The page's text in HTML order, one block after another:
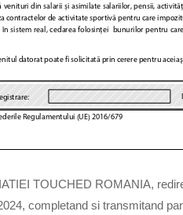
TOUCHED ROMANIA,
completand si transmitand